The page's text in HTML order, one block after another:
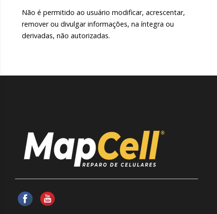
Não é permitido ao usuário modificar, acrescentar,
remover ou divulgar informações, na íntegra ou
derivadas, não autorizadas.